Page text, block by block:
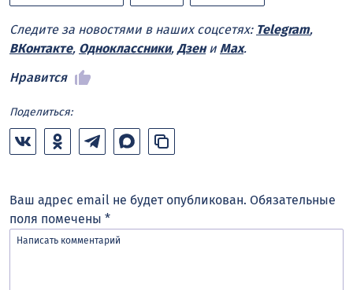
Следите за новостями в наших соцсетях: Telegram,
ВКонтакте, Одноклассники, Дзени Max.
Нравится
Поделиться:
Ваш адрес email не будет опубликован. Обязательные
поля помечены *